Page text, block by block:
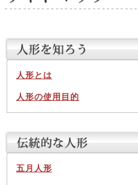
人形とは
人形の使用目的
五月人形